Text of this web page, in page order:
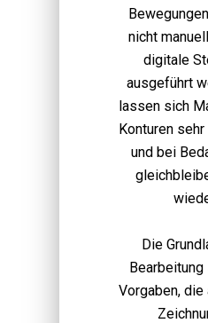
nicht
digitale
ausgeführt
lassen sich
Konturen
und bei
Die
Vorgaben,